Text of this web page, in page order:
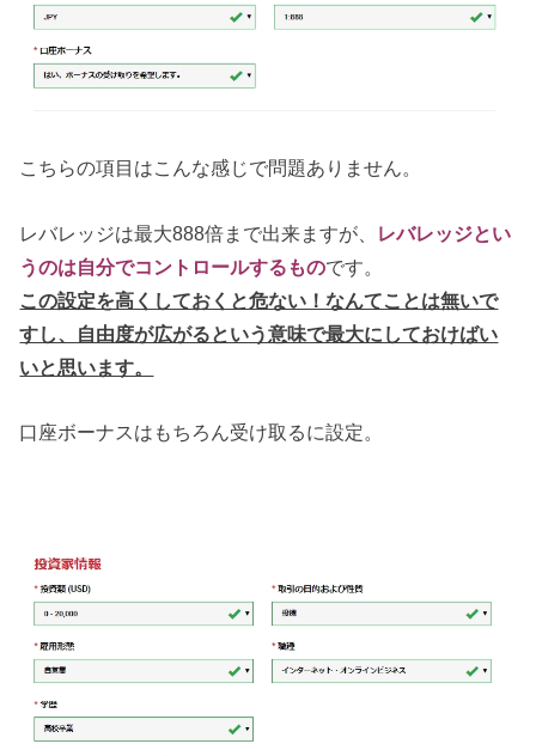
こちらの項目はこんな感じで問題ありません。
レバレッジは最大888倍まで出来ますが、 レバレッジとい
うのは自分でコントロールするものです。
この設定を高くしておくと危ない！なんてことは無いで
すし、自由度が広がるという意味で最大にしておけばい
いと思います。
口座ボーナスはもちろん受け取るに設定。